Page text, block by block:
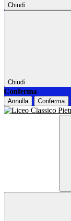
Chiudi
Chiudi
Conferma
Annulla Conferma